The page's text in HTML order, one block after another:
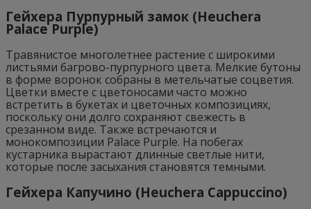
Гейхера Пурпурный замок (Heuchera
Palace Purple)
Травянистое многолетнее растение с широкими
листьями багрово-пурпурного цвета. Мелкие бутоны
в форме воронок собраны в метельчатые соцветия.
Цветки вместе с цветоносами часто можно
встретить в букетах и цветочных композициях,
поскольку они долго сохраняют свежесть в
срезанном виде. Также встречаются и
монокомпозиции Palace Purple. На побегах
кустарника вырастают длинные светлые нити,
которые после засыхания становятся темными.
Гейхера Капучино (Heuchera Cappuccino)